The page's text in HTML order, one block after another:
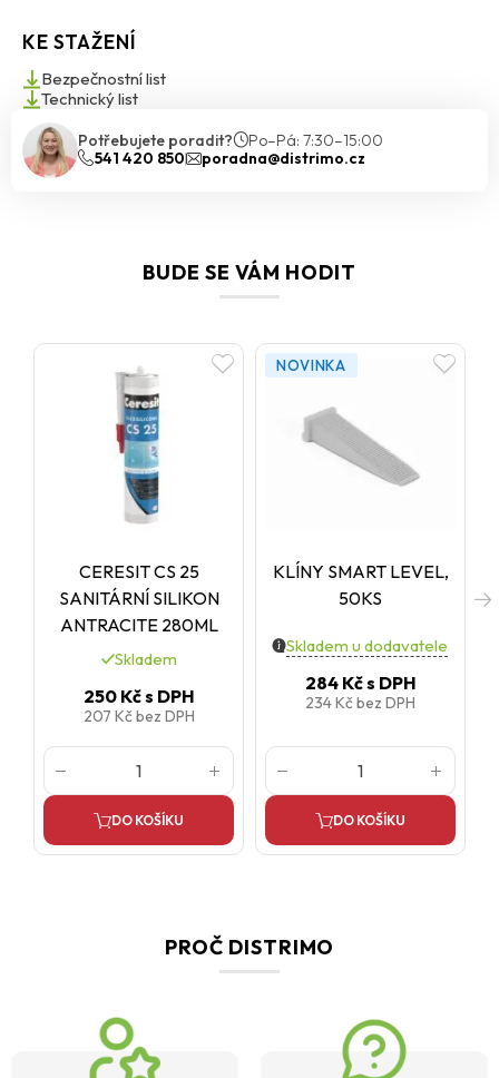
KE STAŽENÍ
Bezpečnostní list
Technický list
Potřebujete poradit?
Po–Pá: 7:30–15:00
541 420 850
poradna@distrimo.cz
BUDE SE VÁM HODIT
CERESIT CS 25
SANITÁRNÍ SILIKON
ANTRACITE 280ML
Skladem
250 Kčs DPH
207 Kčbez DPH
DO KOŠÍKU
NOVINKA
KLÍNY SMART LEVEL,
50KS
Skladem u dodavatele
284 Kčs DPH
234 Kčbez DPH
DO KOŠÍKU
PROČ DISTRIMO